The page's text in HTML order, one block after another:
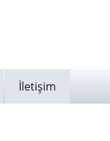
İletişim